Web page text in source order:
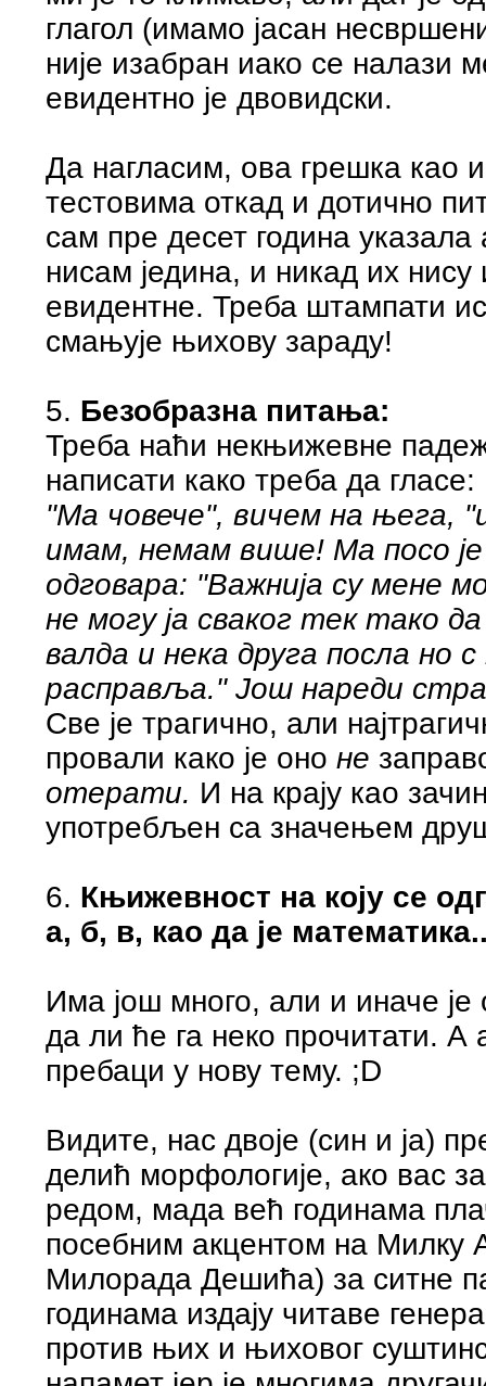
глагол (имамо јасан
није изабран иако се налази
евидентно је двовидски.
Да нагласим, ова грешка као
тестовима откад и дотично
сам пре десет година
нисам једина, и никад их
евидентне. Треба штампати
смањује њихову зараду!
5. Безобразна питања:
Треба наћи некњижевне
написати како треба да гласе:
"Ма човече", вичем на њега,
имам, немам више! Ма посо
одговара: "Важнија су мене
не могу ја сваког тек тако
валда и нека друга посла но
расправља." Још нареди
Све је трагично, али
провали како је ононе
отерати. И на крају као
употребљен са значењем
6. Књижевност на коју се
а, б, в, као да је
Има још много, али и иначе је
да ли ће га неко прочитати. А
пребаци у нову тему. ;D
Видите, нас двоје (син и ја)
делић морфологије, ако вас
редом, мада већ годинама
посебним акцентом на Милку
Милорада Дешића) за ситне
годинама издају читаве
против њих и њиховог